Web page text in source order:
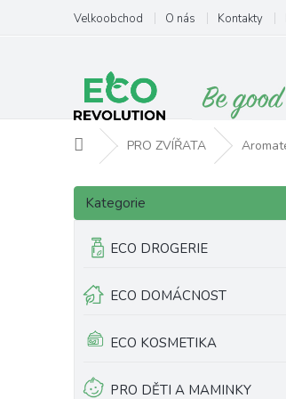
obsah
Velkoobchod O nás Kontakty
Domů PRO ZVÍŘATA
P
s
n
Přeskočit
kategorie
Kategorie
ECO DROGERIE
ECO DOMÁCNOST
ECO KOSMETIKA
PRO DĚTI A MAMINKY